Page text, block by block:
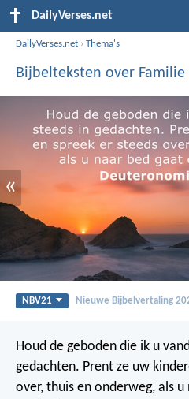
DailyVerses.net
DailyVerses.net ›Thema's
Bijbelteksten over Familie
«
NBV21 Nieuwe Bijbelvertaling
Houd de geboden die ik u
gedachten. Prent ze uw
over, thuis en onderweg, als